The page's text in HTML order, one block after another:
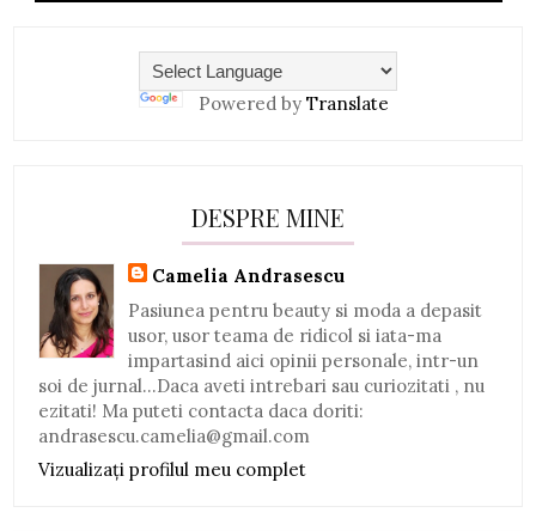
Powered by Translate
DESPRE MINE
Camelia Andrasescu
Pasiunea pentru beauty si moda a depasit
usor, usor teama de ridicol si iata-ma
impartasind aici opinii personale, intr-un
soi de jurnal...Daca aveti intrebari sau curiozitati , nu
ezitati! Ma puteti contacta daca doriti:
andrasescu.camelia@gmail.com
Vizualizați profilul meu complet